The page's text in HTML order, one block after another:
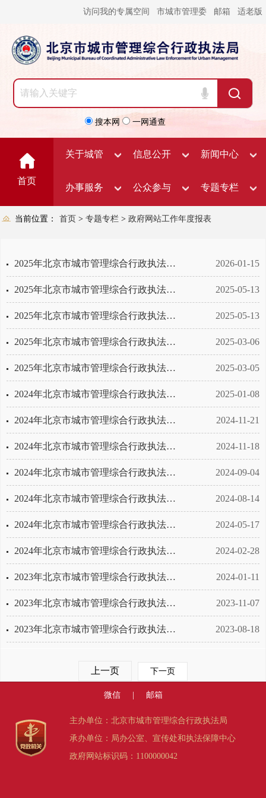
访问我的专属空间 市城市管理委 邮箱 适老版
搜本网 一网通查
首页
关于城管 信息公开 新闻中心
办事服务 公众参与 专题专栏
当前位置： 首页 > 专题专栏 > 政府网站工作年度报表
2025年北京市城市管理综合行政执法局政府网站工作年度报表 2026-01-15
2025年北京市城市管理综合行政执法局第二季度新媒体自查报告 2025-05-13
2025年北京市城市管理综合行政执法局第二季度网站自查报告 2025-05-13
2025年北京市城市管理综合行政执法局第一季度新媒体自查报告 2025-03-06
2025年北京市城市管理综合行政执法局第一季度网站自查报告 2025-03-05
2024年北京市城市管理综合行政执法局政府网站工作年度报表 2025-01-08
2024年北京市城市管理综合行政执法局第四季度新媒体自查报告 2024-11-21
2024年北京市城市管理综合行政执法局第四季度网站自查报告 2024-11-18
2024年北京市城市管理综合行政执法局第三季度新媒体自查报告 2024-09-04
2024年北京市城市管理综合行政执法局第三季度网站自查报告 2024-08-14
2024年北京市城市管理综合行政执法局第二季度网站自查报告 2024-05-17
2024年北京市城市管理综合行政执法局第一季度网站自查报告 2024-02-28
2023年北京市城市管理综合行政执法局政府网站工作年度报表 2024-01-11
2023年北京市城市管理综合行政执法局第四季度网站自查报告 2023-11-07
2023年北京市城市管理综合行政执法局第三季度网站自查报告 2023-08-18
上一页 下一页
微信 邮箱
主办单位：北京市城市管理综合行政执法局
承办单位：局办公室、宣传处和执法保障中心
政府网站标识码：1100000042